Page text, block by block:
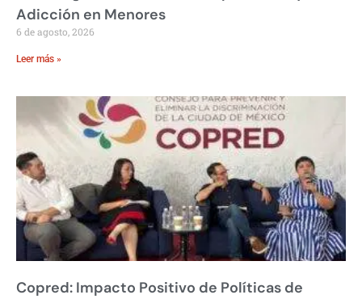
Adicción en Menores
6 de agosto, 2026
Leer más »
Copred: Impacto Positivo de Políticas de